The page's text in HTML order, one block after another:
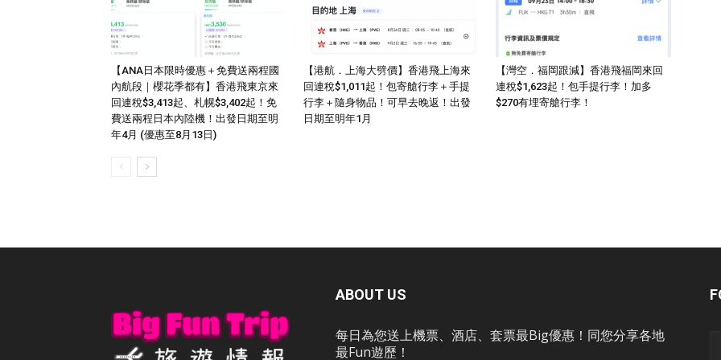
【ANA日本限時優惠＋免費送兩程國
內航段｜櫻花季都有】香港飛東京來
回連稅$3,413起、札幌$3,402起！免
費送兩程日本內陸機！出發日期至明
年4月 (優惠至8月13日)
【港航．上海大劈價】香港飛上海來
回連稅$1,011起！包寄艙行李＋手提
行李＋隨身物品！可早去晚返！出發
日期至明年1月
【灣空．福岡跟減】香港飛福岡來回
連稅$1,623起！包手提行李！加多
$270有埋寄艙行李！
ABOUT US
每日為您送上機票、酒店、套票最Big優惠！同您分享各地
最Fun遊歷！